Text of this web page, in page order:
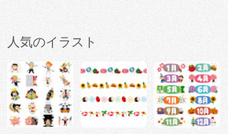
人気のイラスト